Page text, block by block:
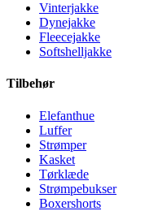
Vinterjakke
Dynejakke
Fleecejakke
Softshelljakke
Tilbehør
Elefanthue
Luffer
Strømper
Kasket
Tørklæde
Strømpebukser
Boxershorts